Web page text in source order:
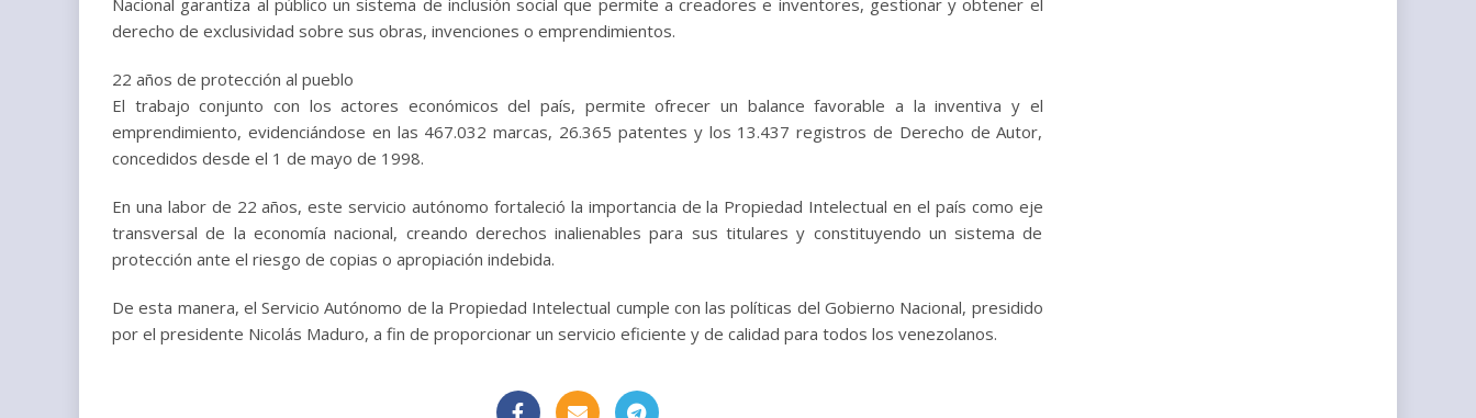
Nacional garantiza al público un sistema de inclusión social que permite a creadores e inventores, gestionar y obtener el
derecho de exclusividad sobre sus obras, invenciones o emprendimientos.
22 años de protección al pueblo
El trabajo conjunto con los actores económicos del país, permite ofrecer un balance favorable a la inventiva y el
emprendimiento, evidenciándose en las 467.032 marcas, 26.365 patentes y los 13.437 registros de Derecho de Autor,
concedidos desde el 1 de mayo de 1998.
En una labor de 22 años, este servicio autónomo fortaleció la importancia de la Propiedad Intelectual en el país como eje
transversal de la economía nacional, creando derechos inalienables para sus titulares y constituyendo un sistema de
protección ante el riesgo de copias o apropiación indebida.
De esta manera, el Servicio Autónomo de la Propiedad Intelectual cumple con las políticas del Gobierno Nacional, presidido
por el presidente Nicolás Maduro, a fin de proporcionar un servicio eficiente y de calidad para todos los venezolanos.